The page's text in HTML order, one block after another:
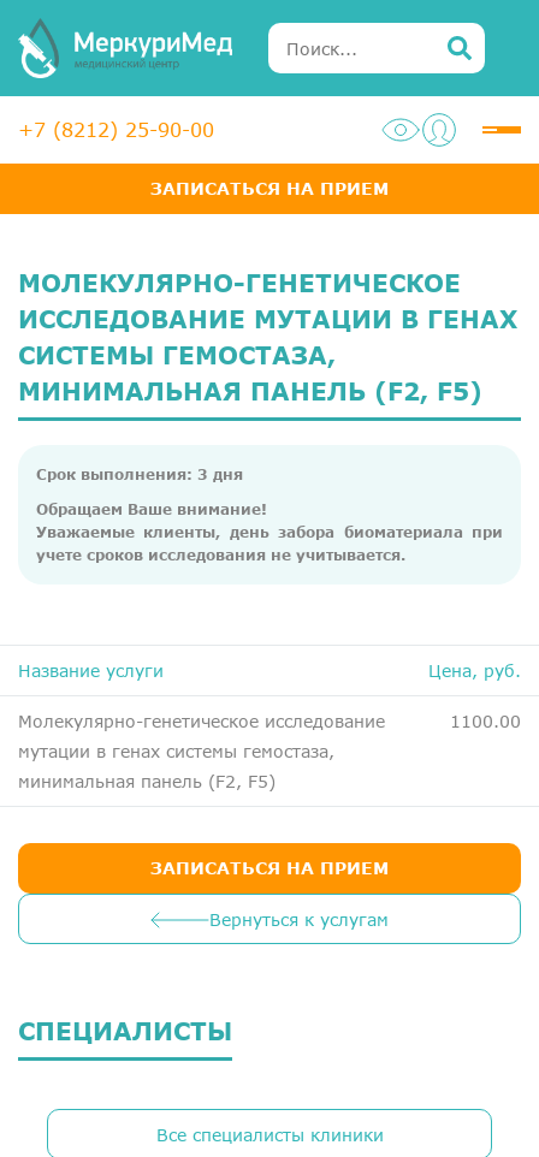
+7 (8212) 25-90-00
ЗАПИСАТЬСЯ НА ПРИЕМ
Услуги
Диагностика
ЛОР-центр
Главная
Контакты
Справка для налоговой
МОЛЕКУЛЯРНО-ГЕНЕТИЧЕСКОЕ
ИССЛЕДОВАНИЕ МУТАЦИИ В ГЕНАХ
СИСТЕМЫ ГЕМОСТАЗА,
МИНИМАЛЬНАЯ ПАНЕЛЬ (F2, F5)
Срок выполнения: 3 дня
Обращаем Ваше внимание!
Уважаемые клиенты, день забора биоматериала при
учете сроков исследования не учитывается.
Название услуги Цена, руб.
Молекулярно-генетическое исследование
мутации в генах системы гемостаза,
минимальная панель (F2, F5)
1100.00
Вернуться к услугам
ЗАПИСАТЬСЯ НА ПРИЕМ
СПЕЦИАЛИСТЫ
Все специалисты клиники